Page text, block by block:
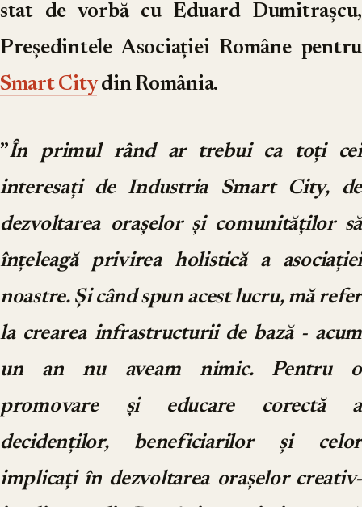
stat de vorbă cu Eduard Dumitrașcu,
Președintele Asociației Române pentru
Smart Citydin România.
”În primul rând ar trebui ca toți cei
interesați de Industria Smart City, de
dezvoltarea orașelor și comunităților să
înțeleagă privirea holistică a asociației
noastre. Și când spun acest lucru, mă refer
la crearea infrastructurii de bază - acum
un an nu aveam nimic. Pentru o
promovare și educare corectă a
decidenților, beneficiarilor și celor
implicați în dezvoltarea orașelor creativ-